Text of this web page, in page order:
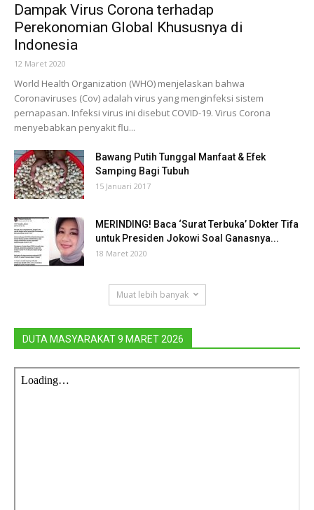
Dampak Virus Corona terhadap
Perekonomian Global Khususnya di
Indonesia
12 Maret 2020
World Health Organization (WHO) menjelaskan bahwa
Coronaviruses (Cov) adalah virus yang menginfeksi sistem
pernapasan. Infeksi virus ini disebut COVID-19. Virus Corona
menyebabkan penyakit flu...
Bawang Putih Tunggal Manfaat & Efek
Samping Bagi Tubuh
15 Januari 2017
MERINDING! Baca ‘Surat Terbuka’ Dokter Tifa
untuk Presiden Jokowi Soal Ganasnya...
18 Maret 2020
Muat lebih banyak
DUTA MASYARAKAT 9 MARET 2026